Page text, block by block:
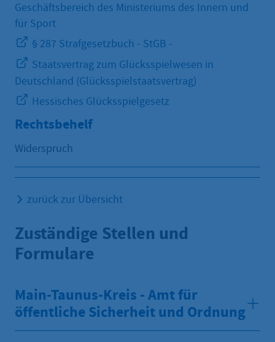
Geschäftsbereich des Ministeriums des Innern und
für Sport
§ 287 Strafgesetzbuch - StGB -
Staatsvertrag zum Glücksspielwesen in
Deutschland (Glücksspielstaatsvertrag)
Hessisches Glücksspielgesetz
Rechtsbehelf
Widerspruch
zurück zur Übersicht
Zuständige Stellen und
Formulare
Main-Taunus-Kreis - Amt für
öffentliche Sicherheit und Ordnung